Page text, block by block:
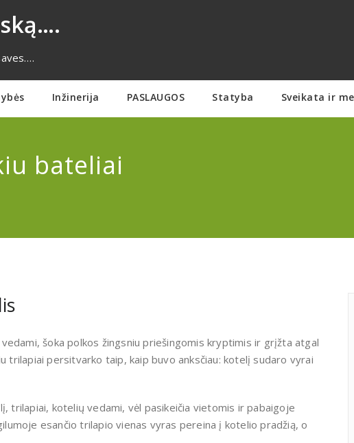
Inžinerija PASLAUGOS Statyba Sveikata ir
bateliai
šoka polkos žingsniu priešingomis kryptimis ir grįžta atgal
trilapiai persitvarko taip, kaip buvo anksčiau: kotelį sudaro vyrai
trilapiai, kotelių vedami, vėl pasikeičia vietomis ir pabaigoje
esančio trilapio vienas vyras pereina į kotelio pradžią, o